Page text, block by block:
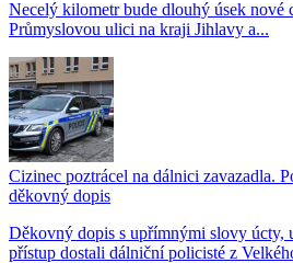
Necelý kilometr bude dlouhý úsek nové
Průmyslovou ulici na kraji Jihlavy a...
Cizinec poztrácel na dálnici zavazadla.
děkovný dopis
Děkovný dopis s upřímnými slovy úcty,
přístup dostali dálniční policisté z